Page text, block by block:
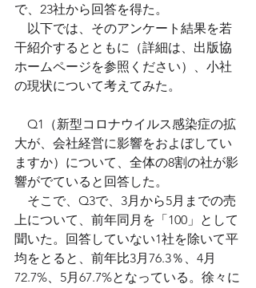
で、23社から回答を得た。
以下では、そのアンケート結果を若
干紹介するとともに（詳細は、出版協
ホームページを参照ください）、小社
の現状について考えてみた。
Q1（新型コロナウイルス感染症の拡
大が、会社経営に影響をおよぼしてい
ますか）について、全体の8割の社が影
響がでていると回答した。
そこで、Q3で、3月から5月までの売
上について、前年同月を「100」として
聞いた。回答していない1社を除いて平
均をとると、前年比3月76.3％、4月
72.7%、5月67.7%となっている。徐々に